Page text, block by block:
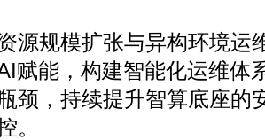
规模扩张与异构环境运
赋能，构建智能化运维体
颈，持续提升智算底座的
。